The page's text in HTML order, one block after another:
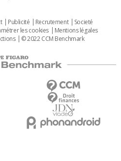
Publicité Recrutement
Societé
les cookies
Mentions légales
© 2022 CCM Benchmark